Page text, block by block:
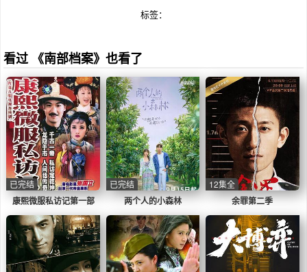
标签：
看过 《南部档案》也看了
康熙微服私访记第一部
已完结
两个人的小森林
已完结
余罪第二季
12集全